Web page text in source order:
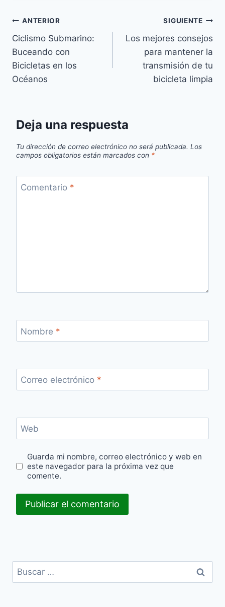
Navegación
de
entradas
ANTERIOR
Ciclismo Submarino:
Buceando con
Bicicletas en los
Océanos
SIGUIENTE
Los mejores consejos
para mantener la
transmisión de tu
bicicleta limpia
Deja una respuesta
Tu dirección de correo electrónico no será publicada. Los
campos obligatorios están marcados con *
Comentario *
Nombre *
Correo electrónico *
Web
Guarda mi nombre, correo electrónico y web en
este navegador para la próxima vez que
comente.
Buscar: